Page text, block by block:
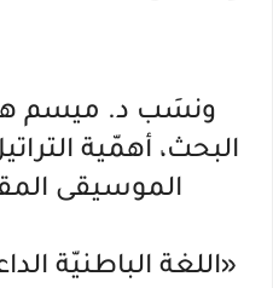
ونسَب د. ميسم
البحث، أهمّية
الموسيقى
«اللغة الباطنيّة